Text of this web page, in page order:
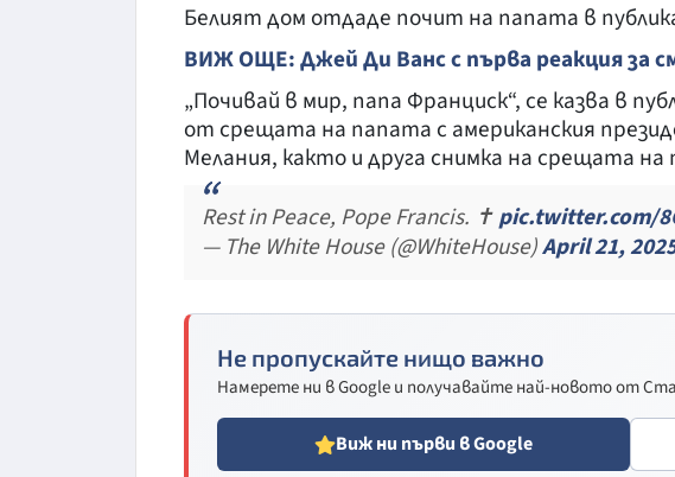
Белият дом отдаде почит на папата в
ВИЖ ОЩЕ: Джей Ди Ванс с първа реакция за
„Почивай в мир, папа Франциск“, се казва в
от срещата на папата с американския
Мелания, както и друга снимка на срещата
Rest in Peace, Pope Francis. ✝️pic.twitter.com/
— The White House (@WhiteHouse)April 21,
Не пропускайте нищо важно
Намерете ни в Google и получавайте най-новото от
Виж ни първи в Google